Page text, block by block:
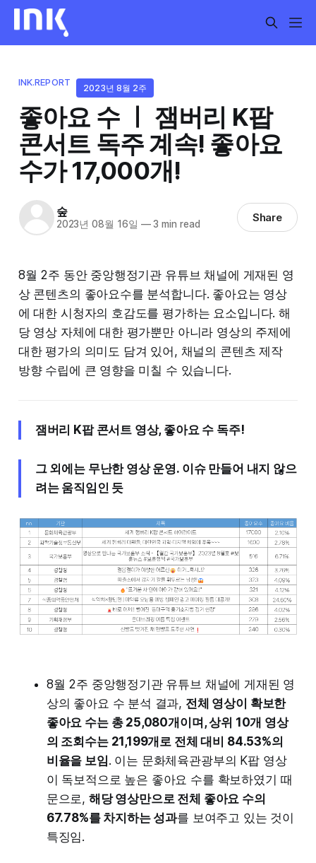
INK.REPORT
2023년 8월 2주
좋아요 수 ㅣ 잼버리 K팝
콘서트 독주 계속! 좋아요
수가 17,000개!
숲
2023년 08월 16일 —3 min read Share
8월 2주 동안 중앙행정기관 유튜브 채널에 게재된 영
상 콘텐츠의 좋아요수를 분석합니다. 좋아요는 영상
에 대한 시청자의 호감도를 평가하는 요소입니다. 해
당 영상 자체에 대한 평가뿐만 아니라 영상의 주제에
대한 평가의 의미도 담겨 있어, 채널의 콘텐츠 제작
방향 수립에 큰 영향을 미칠 수 있습니다.
잼버리 K팝 콘서트 영상, 좋아요 수 독주!
그 외에는 무난한 영상 운영. 이슈 만들어 내지 않으
려는 움직임인 듯
8월 2주 중앙행정기관 유튜브 채널에 게재된 영
상의 좋아요 수 분석 결과, 전체 영상이 확보한
좋아요 수는 총 25,080개이며, 상위 10개 영상
의 조회수는 21,199개로 전체 대비 84.53%의
비율을 보임. 이는 문화체육관광부의 K팝 영상
이 독보적으로 높은 좋아요 수를 확보하였기 때
문으로, 해당 영상만으로 전체 좋아요 수의
67.78%를 차지하는 성과를 보여주고 있는 것이
특징임.